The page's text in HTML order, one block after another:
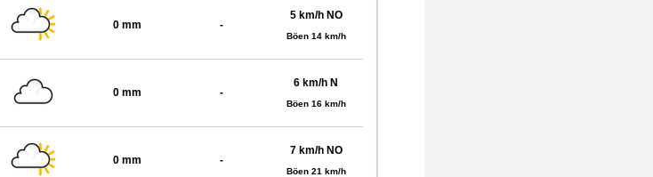
0 mm -
5 km/h NO
Böen 14 km/h
0 mm -
6 km/h N
Böen 16 km/h
0 mm -
7 km/h NO
Böen 21 km/h